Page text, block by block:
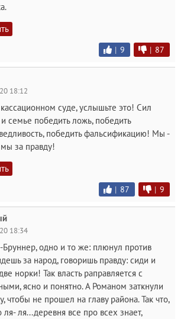
| 9 | 87
18:12
суде, услышьте это! Сил
семье победить ложь, победить
победить фальсификацию! Мы -
за правду!
| 87 | 9
18:34
одно и то же: плюнул против
за народ, говоришь правду: сиди и
норки! Так власть раправляется с
ясно и понятно. А Романом заткнули
чтобы не прошел на главу района. Так что,
ля- ля...деревня все про всех знает,